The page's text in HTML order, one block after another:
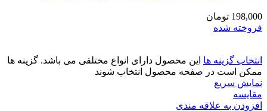
198,000 تومان
فروخته شده
انتخاب گزینه ها این محصول دارای انواع مختلفی می باشد. گزینه ها
ممکن است در صفحه محصول انتخاب شوند
نمایش سریع
مقايسه
افزودن به علاقه مندی